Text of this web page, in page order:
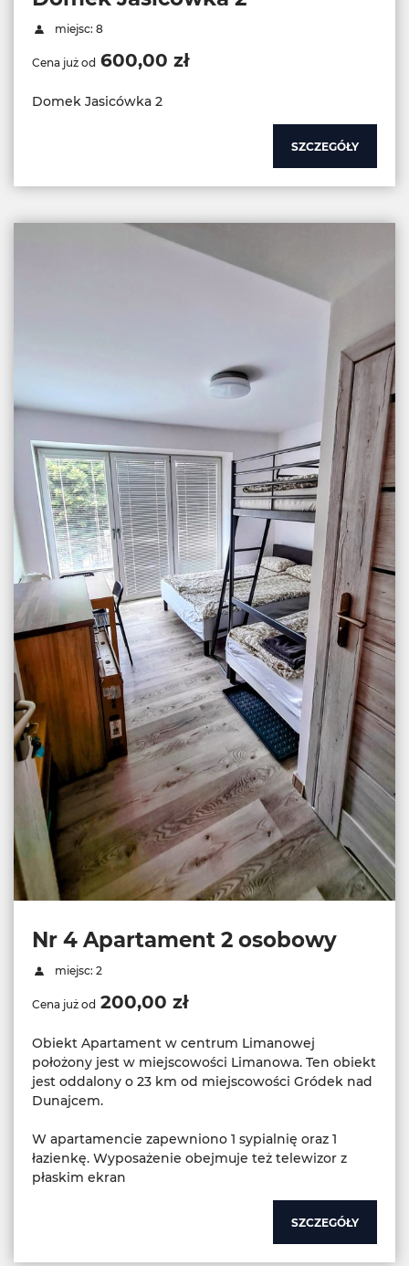
miejsc: 8
Cena już od 600,00 zł
Domek Jasicówka 2
SZCZEGÓŁY
Nr 4 Apartament 2 osobowy
miejsc: 2
Cena już od 200,00 zł
Obiekt Apartament w centrum Limanowej
położony jest w miejscowości Limanowa. Ten obiekt
jest oddalony o 23 km od miejscowości Gródek nad
Dunajcem.
W apartamencie zapewniono 1 sypialnię oraz 1
łazienkę. Wyposażenie obejmuje też telewizor z
płaskim ekran
SZCZEGÓŁY